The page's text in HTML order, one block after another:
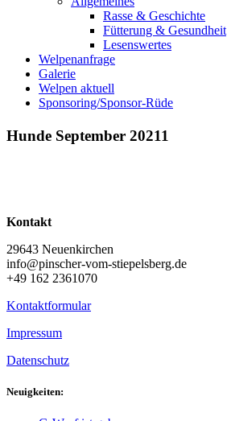
Rasse & Geschichte
Fütterung & Gesundheit
Lesenswertes
Welpenanfrage
Galerie
Welpen aktuell
Sponsoring/Sponsor-Rüde
Hunde September 20211
Kontakt
29643 Neuenkirchen
info@pinscher-vom-stiepelsberg.de
+49 162 2361070
Kontaktformular
Impressum
Datenschutz
Neuigkeiten: